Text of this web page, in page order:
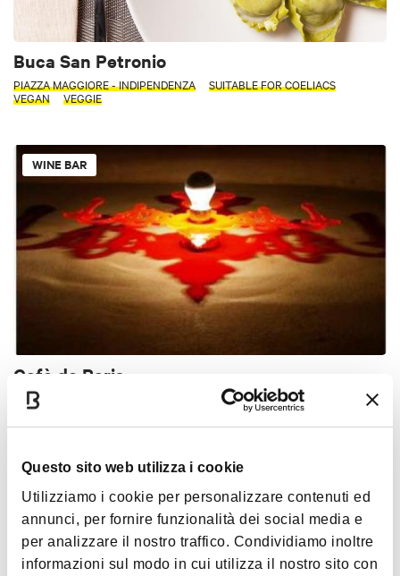
Questo sito web utilizza i cookie
Utilizziamo i cookie per personalizzare contenuti ed
annunci, per fornire funzionalità dei social media e
per analizzare il nostro traffico. Condividiamo inoltre
informazioni sul modo in cui utilizza il nostro sito con
Buca San Petronio
PIAZZA MAGGIORE - INDIPENDENZA
SUITABLE FOR COELIACS
VEGAN
VEGGIE
WINE BAR
Cafè de Paris
BOLOGNA
TYPICAL BOLOGNESE TAVERN